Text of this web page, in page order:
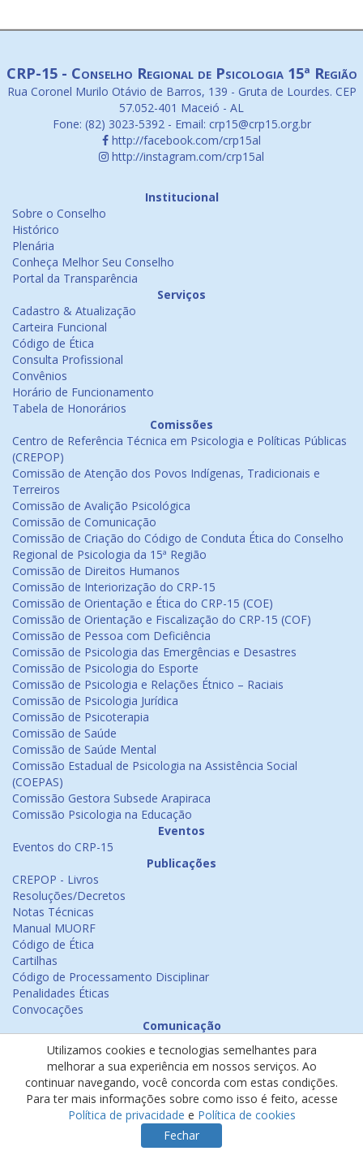
CRP-15 - Conselho Regional de Psicologia 15ª Região
Rua Coronel Murilo Otávio de Barros, 139 - Gruta de Lourdes. CEP
57.052-401 Maceió - AL
Fone: (82) 3023-5392 - Email: crp15@crp15.org.br
http://facebook.com/crp15al
http://instagram.com/crp15al
Institucional
Sobre o Conselho
Histórico
Plenária
Conheça Melhor Seu Conselho
Portal da Transparência
Serviços
Cadastro & Atualização
Carteira Funcional
Código de Ética
Consulta Profissional
Convênios
Horário de Funcionamento
Tabela de Honorários
Comissões
Centro de Referência Técnica em Psicologia e Políticas Públicas
(CREPOP)
Comissão de Atenção dos Povos Indígenas, Tradicionais e
Terreiros
Comissão de Avalição Psicológica
Comissão de Comunicação
Comissão de Criação do Código de Conduta Ética do Conselho
Regional de Psicologia da 15ª Região
Comissão de Direitos Humanos
Comissão de Interiorização do CRP-15
Comissão de Orientação e Ética do CRP-15 (COE)
Comissão de Orientação e Fiscalização do CRP-15 (COF)
Comissão de Pessoa com Deficiência
Comissão de Psicologia das Emergências e Desastres
Comissão de Psicologia do Esporte
Comissão de Psicologia e Relações Étnico – Raciais
Comissão de Psicologia Jurídica
Comissão de Psicoterapia
Comissão de Saúde
Comissão de Saúde Mental
Comissão Estadual de Psicologia na Assistência Social
(COEPAS)
Comissão Gestora Subsede Arapiraca
Comissão Psicologia na Educação
Eventos
Eventos do CRP-15
Publicações
CREPOP - Livros
Resoluções/Decretos
Notas Técnicas
Manual MUORF
Código de Ética
Cartilhas
Código de Processamento Disciplinar
Penalidades Éticas
Convocações
Comunicação
Emissão de Certificados
Psicologia na Mídia
Ouvidoria
Política de cookies
Política de privacidade
Utilizamos cookies e tecnologias semelhantes para
melhorar a sua experiência em nossos serviços. Ao
continuar navegando, você concorda com estas condições.
Para ter mais informações sobre como isso é feito, acesse
Política de privacidade e Política de cookies
Fechar